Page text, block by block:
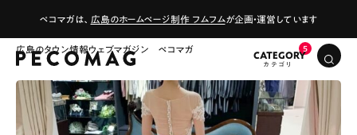
ペコマガは、 広島のホームページ制作 フムフムが企画・運営しています
広島のタウン情報ウェブマガジン ペコマガ
CATEGORY